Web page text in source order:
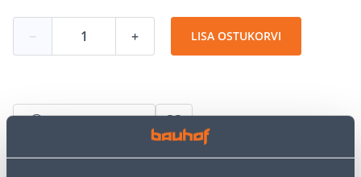
− + LISA OSTUKORVI